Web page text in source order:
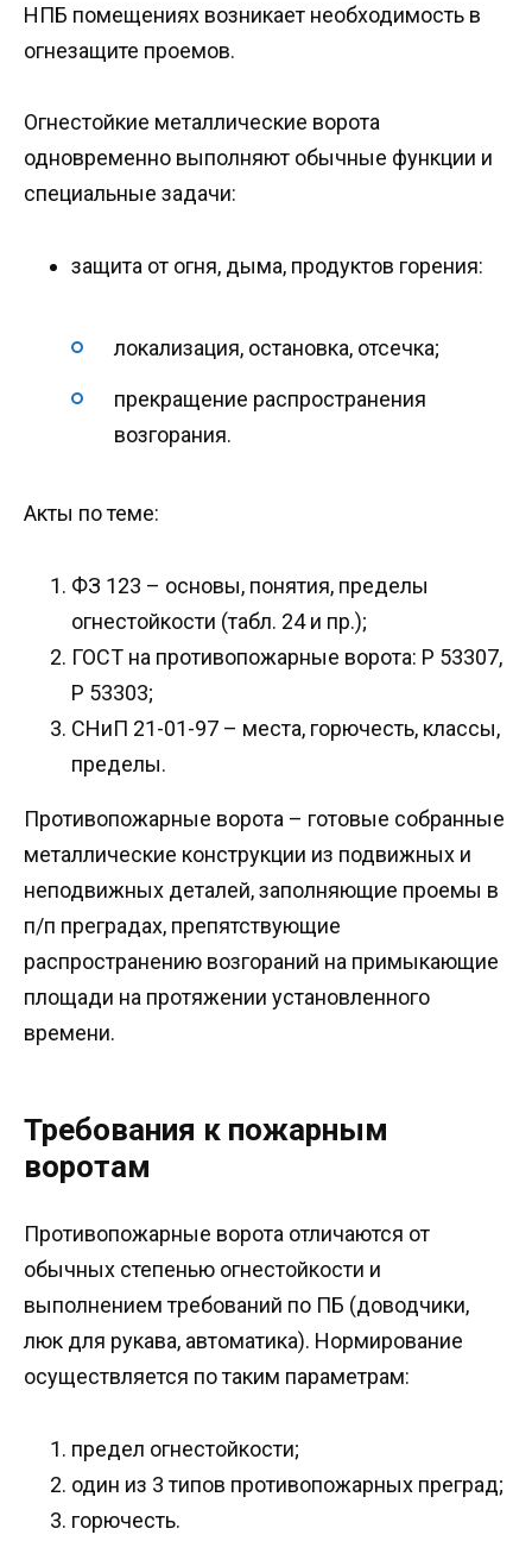
НПБ помещениях возникает необходимость в
огнезащите проемов.
Огнестойкие металлические ворота
одновременно выполняют обычные функции и
специальные задачи:
защита от огня, дыма, продуктов горения:
локализация, остановка, отсечка;
прекращение распространения
возгорания.
Акты по теме:
ФЗ 123 – основы, понятия, пределы
огнестойкости (табл. 24 и пр.);
ГОСТ на противопожарные ворота: Р 53307,
Р 53303;
СНиП 21-01-97 – места, горючесть, классы,
пределы.
Противопожарные ворота – готовые собранные
металлические конструкции из подвижных и
неподвижных деталей, заполняющие проемы в
п/п преградах, препятствующие
распространению возгораний на примыкающие
площади на протяжении установленного
времени.
Требования к пожарным
воротам
Противопожарные ворота отличаются от
обычных степенью огнестойкости и
выполнением требований по ПБ (доводчики,
люк для рукава, автоматика). Нормирование
осуществляется по таким параметрам:
предел огнестойкости;
один из 3 типов противопожарных преград;
горючесть.